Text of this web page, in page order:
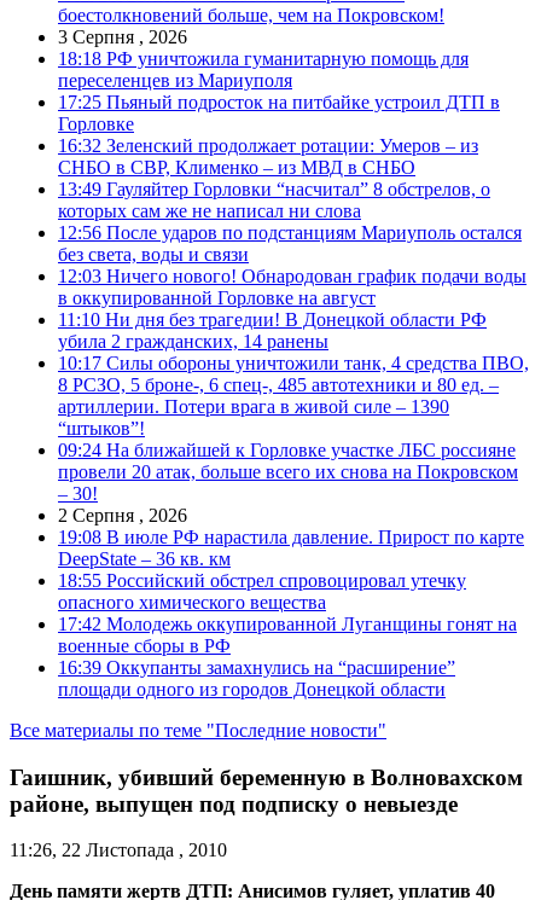
боестолкновений больше, чем на Покровском!
3 Серпня , 2026
18:18 РФ уничтожила гуманитарную помощь для
переселенцев из Мариуполя
17:25 Пьяный подросток на питбайке устроил ДТП в
Горловке
16:32 Зеленский продолжает ротации: Умеров – из
СНБО в СВР, Клименко – из МВД в СНБО
13:49 Гауляйтер Горловки “насчитал” 8 обстрелов, о
которых сам же не написал ни слова
12:56 После ударов по подстанциям Мариуполь остался
без света, воды и связи
12:03 Ничего нового! Обнародован график подачи воды
в оккупированной Горловке на август
11:10 Ни дня без трагедии! В Донецкой области РФ
убила 2 гражданских, 14 ранены
10:17 Силы обороны уничтожили танк, 4 средства ПВО,
8 РСЗО, 5 броне-, 6 спец-, 485 автотехники и 80 ед. –
артиллерии. Потери врага в живой силе – 1390
“штыков”!
09:24 На ближайшей к Горловке участке ЛБС россияне
провели 20 атак, больше всего их снова на Покровском
– 30!
2 Серпня , 2026
19:08 В июле РФ нарастила давление. Прирост по карте
DeepState – 36 кв. км
18:55 Российский обстрел спровоцировал утечку
опасного химического вещества
17:42 Молодежь оккупированной Луганщины гонят на
военные сборы в РФ
16:39 Оккупанты замахнулись на “расширение”
площади одного из городов Донецкой области
Все материалы по теме "Последние новости"
Гаишник, убивший беременную в Волновахском
районе, выпущен под подписку о невыезде
11:26, 22 Листопада , 2010
День памяти жертв ДТП: Анисимов гуляет, уплатив 40